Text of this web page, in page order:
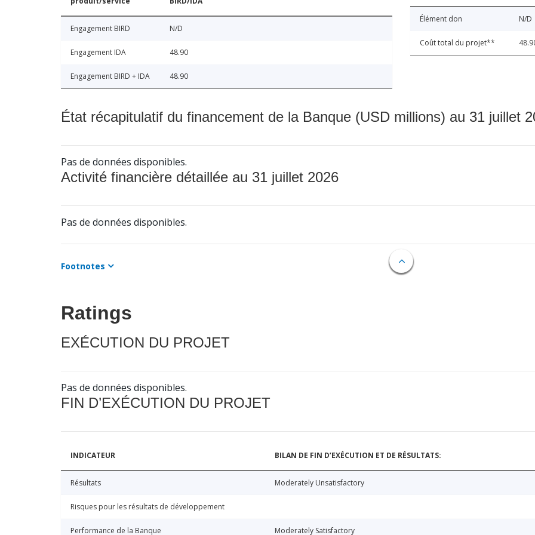
Engagement BIRD N/D
Engagement IDA 48.90
Engagement BIRD + IDA 48.90
Élément don N/D
Coût total du projet**
État récapitulatif du financement de la Banque (USD millions) au 31 juillet
Pas de données disponibles.
Activité financière détaillée au 31 juillet 2026
Pas de données disponibles.
Footnotes
Ratings
EXÉCUTION DU PROJET
Pas de données disponibles.
FIN D’EXÉCUTION DU PROJET
INDICATEUR BILAN DE FIN D’EXÉCUTION ET DE RÉSULTATS:
Résultats Moderately Unsatisfactory
Risques pour les résultats de développement
Performance de la Banque Moderately Satisfactory